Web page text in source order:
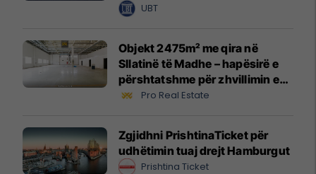
UBT
Objekt 2475m² me qira në
Sllatinë të Madhe – hapësirë e
përshtatshme për zhvillimin e
biznesit #16068
Pro Real Estate
Zgjidhni PrishtinaTicket për
udhëtimin tuaj drejt Hamburgut
Prishtina Ticket